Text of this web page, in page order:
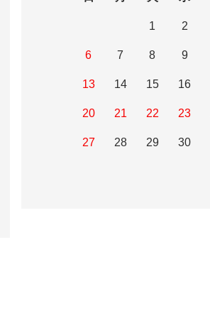
1 2
6 7 8 9
13 14 15 16
20 21 22 23
27 28 29 30